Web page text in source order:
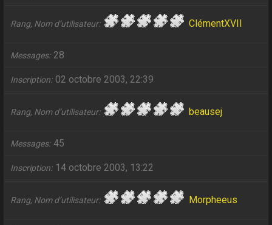
Rang, Nom d’utilisateur ClémentXVII
Messages 28
Inscription 02 octobre 2003, 22:39
Rang, Nom d’utilisateur beausej
Messages 45
Inscription 14 octobre 2003, 13:22
Rang, Nom d’utilisateur Morpheeus